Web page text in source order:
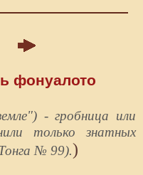
фонуалото
- гробница или
только знатных
№ 99).)